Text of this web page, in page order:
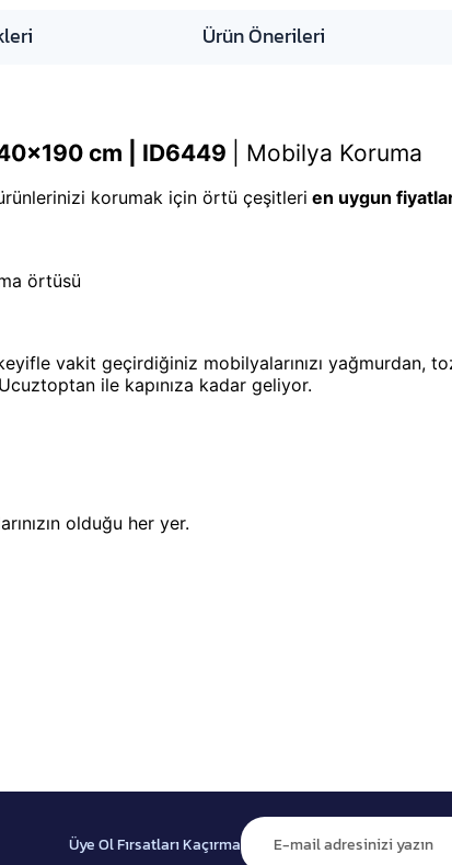
Ürün Önerileri
cm | ID6449 Mobilya Koruma
korumak için örtü çeşitleri en uygun
örtüsü
vakit geçirdiğiniz mobilyalarınızı yağmurdan,
ile kapınıza kadar geliyor.
olduğu her yer.
Üye Ol Fırsatları Kaçırma